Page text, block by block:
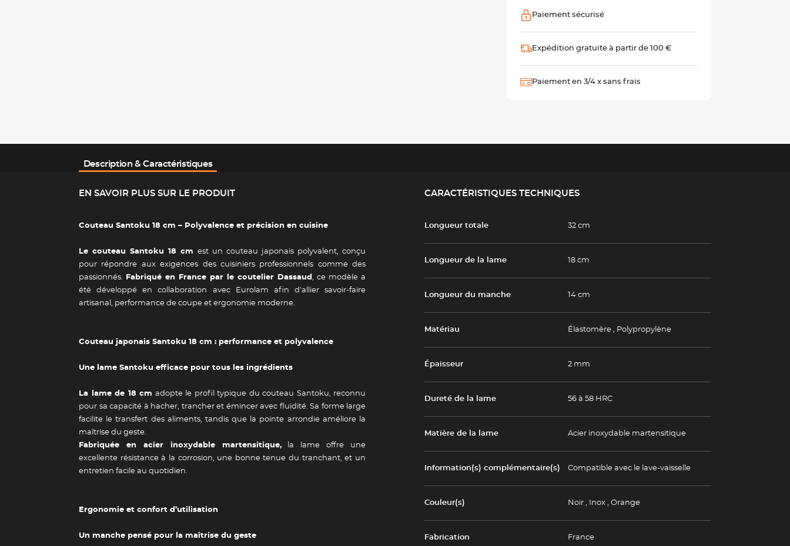
Paiement sécurisé
Expédition gratuite à partir de 100 €
Paiement en 3/4 x sans frais
Description & Caractéristiques
EN SAVOIR PLUS SUR LE PRODUIT
Couteau Santoku 18 cm – Polyvalence et précision en cuisine
Le couteau Santoku 18 cm
est un couteau japonais polyvalent, conçu
pour répondre aux exigences des cuisiniers professionnels comme des
passionnés.
Fabriqué en France par le coutelier Dassaud, ce modèle a
été développé en collaboration avec Eurolam afin d’allier savoir-faire
artisanal, performance de coupe et ergonomie moderne.
Couteau japonais Santoku 18 cm : performance et polyvalence
Une lame Santoku efficace pour tous les ingrédients
La lame de 18 cm adopte le profil typique du couteau Santoku, reconnu
pour sa capacité à hacher, trancher et émincer avec fluidité. Sa forme large
facilite le transfert des aliments, tandis que la pointe arrondie améliore la
maîtrise du geste.
Fabriquée en acier inoxydable martensitique,la lame offre une
excellente résistance à la corrosion, une bonne tenue du tranchant, et un
entretien facile au quotidien.
Ergonomie et confort d’utilisation
Un manche pensé pour la maîtrise du geste
CARACTÉRISTIQUES TECHNIQUES
Longueur totale 32 cm
Longueur de la lame 18 cm
Longueur du manche 14 cm
Matériau Élastomère , Polypropylène
Épaisseur 2 mm
Dureté de la lame 56 à 58 HRC
Matière de la lame Acier inoxydable martensitique
Information(s) complémentaire(s) Compatible avec le lave-vaisselle
Couleur(s) Noir , Inox , Orange
Fabrication France
Newsletter